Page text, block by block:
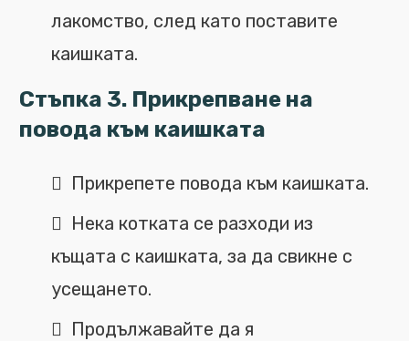
лакомство, след като поставите
каишката.
Стъпка 3. Прикрепване на
повода към каишката
Прикрепете повода към каишката.
Нека котката се разходи из
къщата с каишката, за да свикне с
усещането.
Продължавайте да я